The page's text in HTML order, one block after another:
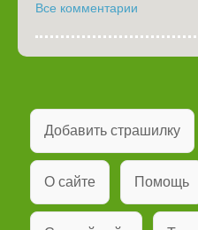
Все комментарии
Добавить страшилку
О сайте Помощь